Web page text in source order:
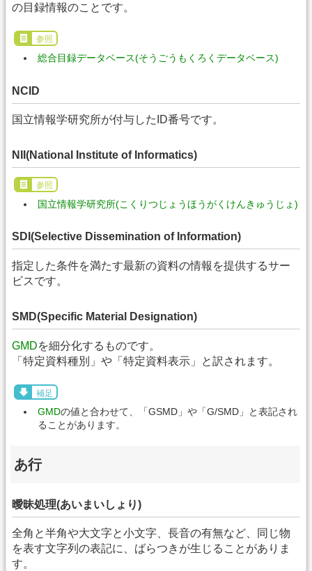
の目録情報のことです。
参照
総合目録データベース(そうごうもくろくデータベース)
NCID
国立情報学研究所が付与したID番号です。
NII(National Institute of Informatics)
参照
国立情報学研究所(こくりつじょうほうがくけんきゅうじょ)
SDI(Selective Dissemination of Information)
指定した条件を満たす最新の資料の情報を提供するサー
ビスです。
SMD(Specific Material Designation)
GMDを細分化するものです。
「特定資料種別」や「特定資料表示」と訳されます。
補足
GMDの値と合わせて、「GSMD」や「G/SMD」と表記され
ることがあります。
あ行
曖昧処理(あいまいしょり)
全角と半角や大文字と小文字、長音の有無など、同じ物
を表す文字列の表記に、ばらつきが生じることがありま
す。